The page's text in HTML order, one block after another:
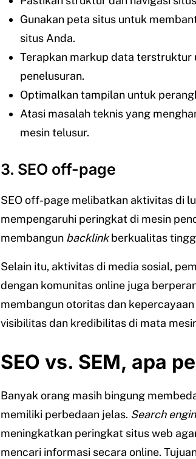
Gunakan peta situs untuk
situs Anda.
Terapkan markup data terstruktur
penelusuran.
Optimalkan tampilan untuk
Atasi masalah teknis yang
mesin telusur.
3. SEO off-page
SEO off-page melibatkan aktivitas di
mempengaruhi peringkat di mesin
membangun backlinkberkualitas
Selain itu, aktivitas di media sosial,
dengan komunitas online juga
membangun otoritas dan
visibilitas dan kredibilitas di mata
SEO vs. SEM, apa
Banyak orang masih bingung
memiliki perbedaan jelas. Search
meningkatkan peringkat situs web
mencari informasi secara online.